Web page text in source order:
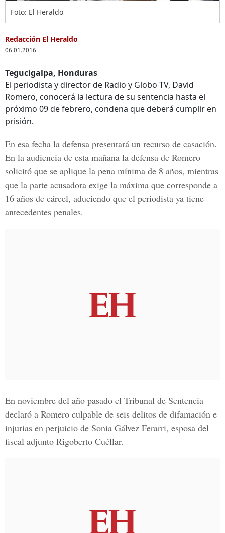
Foto: El Heraldo
Redacción El Heraldo
06.01.2016
Tegucigalpa, Honduras
El periodista y director de Radio y Globo TV, David
Romero, conocerá la lectura de su sentencia hasta el
próximo 09 de febrero, condena que deberá cumplir en
prisión.
En esa fecha la defensa presentará un recurso de casación.
En la audiencia de esta mañana la defensa de Romero
solicitó que se aplique la pena mínima de 8 años, mientras
que la parte acusadora exige la máxima que corresponde a
16 años de cárcel, aduciendo que el periodista ya tiene
antecedentes penales.
En noviembre del año pasado el Tribunal de Sentencia
declaró a Romero culpable de seis delitos de difamación e
injurias en perjuicio de Sonia Gálvez Ferarri, esposa del
fiscal adjunto Rigoberto Cuéllar.